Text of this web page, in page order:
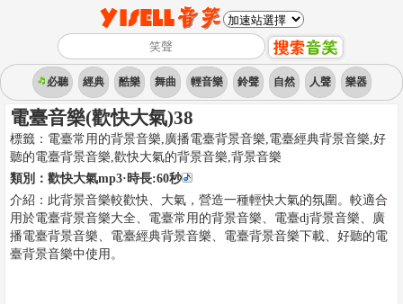
必聽 經典 酷樂 舞曲 輕音樂 鈴聲 自然 人聲 樂器
電臺音樂(歡快大氣)38
標籤： 電臺常用的背景音樂,廣播電臺背景音樂,電臺經典背景音樂,好
聽的電臺背景音樂,歡快大氣的背景音樂,背景音樂
類別： 歡快大氣mp3·時長:60秒
介紹： 此背景音樂較歡快、大氣，營造一種輕快大氣的氛圍。較適合
用於電臺背景音樂大全、電臺常用的背景音樂、電臺dj背景音樂、廣
播電臺背景音樂、電臺經典背景音樂、電臺背景音樂下載、好聽的電
臺背景音樂中使用。